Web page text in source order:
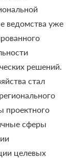
ведомства уже
решений.
стал
проектного
сферы
целевых